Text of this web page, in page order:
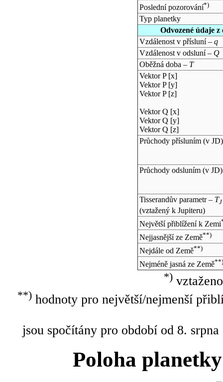
Poslední pozorování*)
Typ planetky
Odvozené údaje
Vzdálenost v přísluní – q
Vzdálenost v odsluní – Q
Oběžná doba – T
Vektor P [x]
Vektor P [y]
Vektor P [z]
Vektor Q [x]
Vektor Q [y]
Vektor Q [z]
Průchody přísluním (v JD)
Průchody odsluním (v JD)
Tisserandův parametr – TJ
(vztažený k Jupiteru)
Největší přiblížení k Zemi
Nejjasnější ze Země**)
Nejdále od Země**)
Nejméně jasná ze Země**)
*)
**)hodnoty pro největší/nejmenší
jsou spočítány pro období od 8.
Poloha